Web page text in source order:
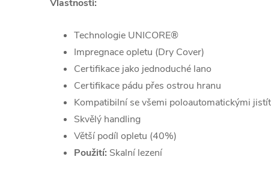
Vlastnosti:
Technologie UNICORE®
Impregnace opletu (Dry Cover)
Certifikace jako jednoduché lano
Certifikace pádu přes ostrou hranu
Kompatibilní se všemi poloautomatickými
Skvělý handling
Větší podíl opletu (40%)
Použití: Skalní lezení